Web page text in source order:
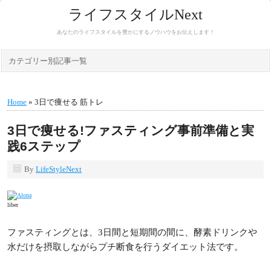
ライフスタイルNext
あなたのライフスタイルを豊かにするノウハウをお伝えします！
カテゴリー別記事一覧
Home » 3日で痩せる 筋トレ
3日で痩せる!ファスティング事前準備と実
践6ステップ
By LifeStyleNext
liber
ファスティングとは、3日間と短期間の間に、酵素ドリンクや
水だけを摂取しながらプチ断食を行うダイエット法です。